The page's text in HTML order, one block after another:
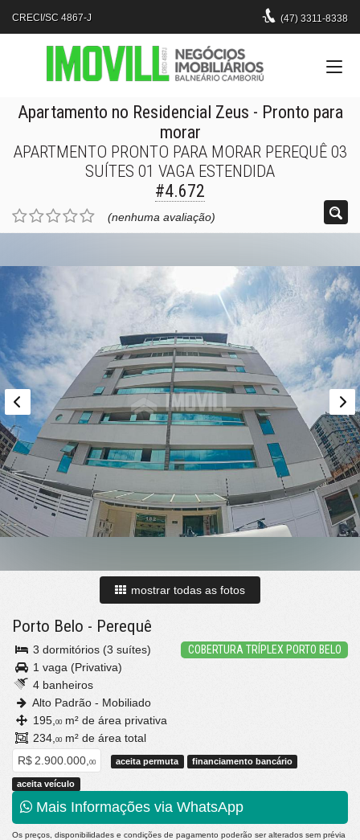
CRECI/SC 4867-J (47) 3311-8338
Apartamento no Residencial Zeus - Pronto para
morar
APARTMENTO PRONTO PARA MORAR PEREQUÊ 03
SUÍTES 01 VAGA ESTENDIDA
#4.672
(nenhuma avaliação)
mostrar todas as fotos
Porto Belo - Perequê
COBERTURA TRÍPLEX PORTO BELO
3 dormitórios (3 suítes)
1 vaga (Privativa)
4 banheiros
Alto Padrão - Mobiliado
195, 00 m² de área privativa
234, 00 m² de área total
R$ 2.900.000, 00 aceita permuta financiamento bancário
aceita veículo
Mais Informações via WhatsApp
Os preços, disponibilidades e condições de pagamento poderão ser alterados sem prévia